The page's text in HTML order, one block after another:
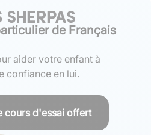
de Français
aider votre enfant à
confiance en lui.
cours d'essai offert